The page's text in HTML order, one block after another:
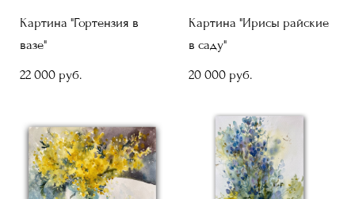
Картина "Гортензия в
вазе"
22 000 pуб.
Картина "Ирисы райские
в саду"
20 000 pуб.